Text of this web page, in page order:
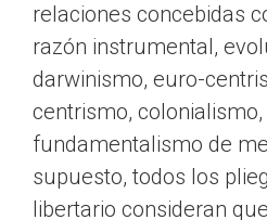
relaciones concebidas
razón instrumental,
darwinismo, euro-
centrismo,
fundamentalismo de
supuesto, todos los
libertario consideran